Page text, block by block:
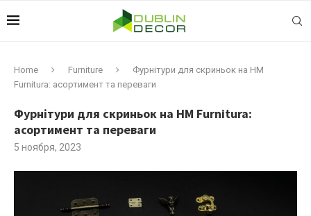
Home Furniture
Фурнітури для скриньок на HM
Furnitura: асортимент та переваги
Фурнітури для скриньок на HM Furnitura:
асортимент та переваги
5 ноября, 2023